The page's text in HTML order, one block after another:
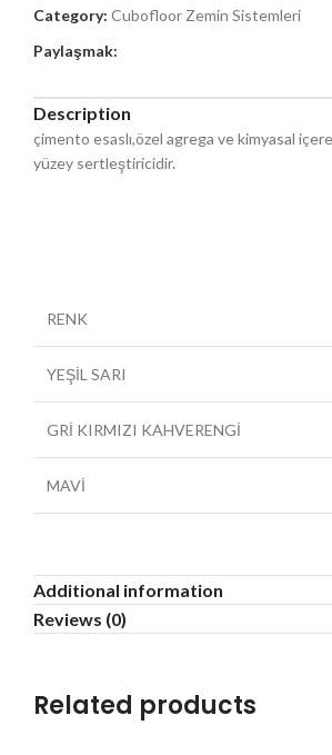
Category: Cubofloor Zemin Sistemleri
Paylaşmak:
Description
çimento esaslı,özel agrega ve kimyasal
yüzey sertleştiricidir.
RENK
YEŞİL SARI
GRİ KIRMIZI KAHVERENGİ
MAVİ
Additional information
Reviews (0)
Related products